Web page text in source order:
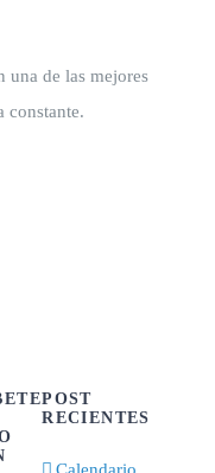
una de las mejores
constante.
POST
RECIENTES